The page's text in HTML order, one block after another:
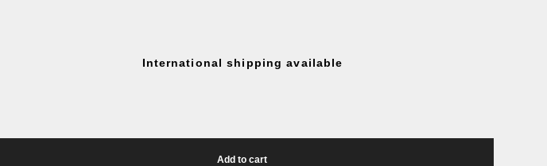
International shipping available
Add to cart